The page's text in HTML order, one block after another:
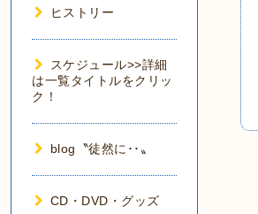
ヒストリー
スケジュール>>詳細
は一覧タイトルをクリッ
ク！
blog〝徒然に･･〟
CD・DVD・グッズ